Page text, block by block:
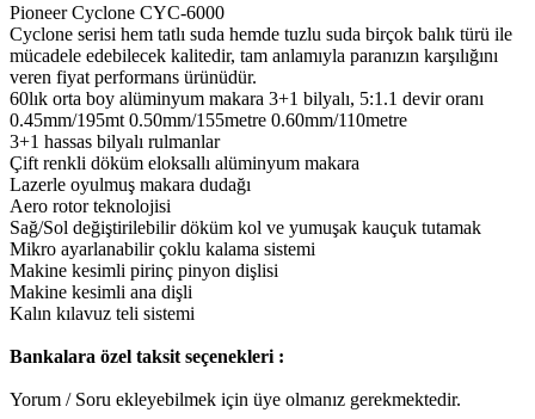
Pioneer Cyclone CYC-6000
Cyclone serisi hem tatlı suda hemde tuzlu suda birçok balık türü ile
mücadele edebilecek kalitedir, tam anlamıyla paranızın karşılığını
veren fiyat performans ürünüdür.
60lık orta boy alüminyum makara 3+1 bilyalı, 5:1.1 devir oranı
0.45mm/195mt 0.50mm/155metre 0.60mm/110metre
3+1 hassas bilyalı rulmanlar
Çift renkli döküm eloksallı alüminyum makara
Lazerle oyulmuş makara dudağı
Aero rotor teknolojisi
Sağ/Sol değiştirilebilir döküm kol ve yumuşak kauçuk tutamak
Mikro ayarlanabilir çoklu kalama sistemi
Makine kesimli pirinç pinyon dişlisi
Makine kesimli ana dişli
Kalın kılavuz teli sistemi
Bankalara özel taksit seçenekleri :
Yorum / Soru ekleyebilmek için üye olmanız gerekmektedir.